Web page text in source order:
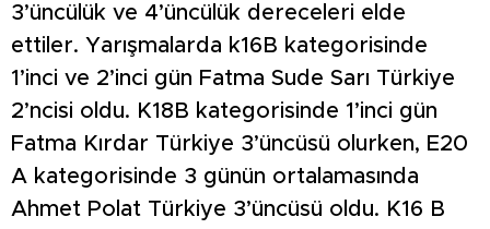
3’üncülük ve 4’üncülük dereceleri elde
ettiler. Yarışmalarda k16B kategorisinde
1’inci ve 2’inci gün Fatma Sude Sarı Türkiye
2’ncisi oldu. K18B kategorisinde 1’inci gün
Fatma Kırdar Türkiye 3’üncüsü olurken, E20
A kategorisinde 3 günün ortalamasında
Ahmet Polat Türkiye 3’üncüsü oldu. K16 B